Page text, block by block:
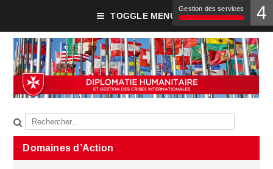
TOGGLE MENU
Domaines d’Action
Gestion des services 4